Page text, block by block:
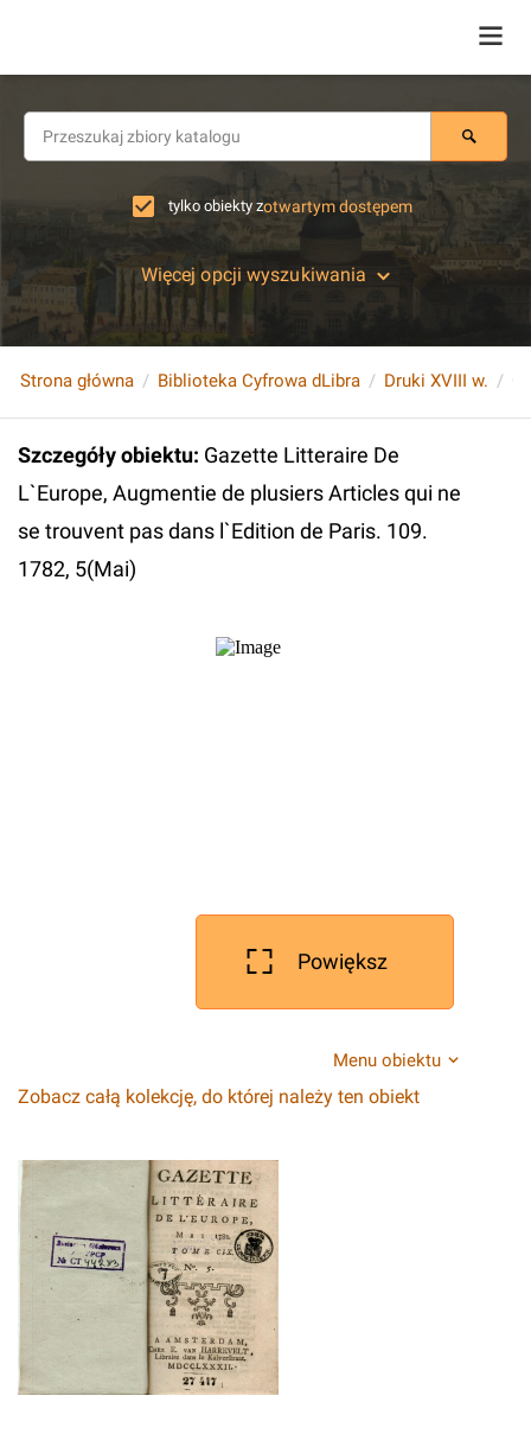
tylko obiekty zotwartym dostępem
Więcej opcji wyszukiwania
Strona główna Biblioteka Cyfrowa dLibra Druki XVIII w.
Szczegóły obiektu: Gazette Litteraire De
L`Europe, Augmentie de plusiers Articles qui ne
se trouvent pas dans l`Edition de Paris. 109.
1782, 5(Mai)
Powiększ
Menu obiektu
Zobacz całą kolekcję, do której należy ten obiekt